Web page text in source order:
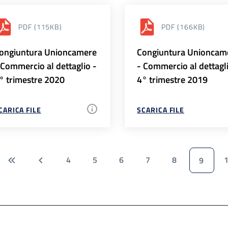
PDF (115KB)
Unioncamere
al dettaglio -
trimestre 2020
FILE
PDF (166KB)
Congiuntura
- Commercio al
4° trimestre 2019
SCARICA FILE
4 5 6 7 8 9